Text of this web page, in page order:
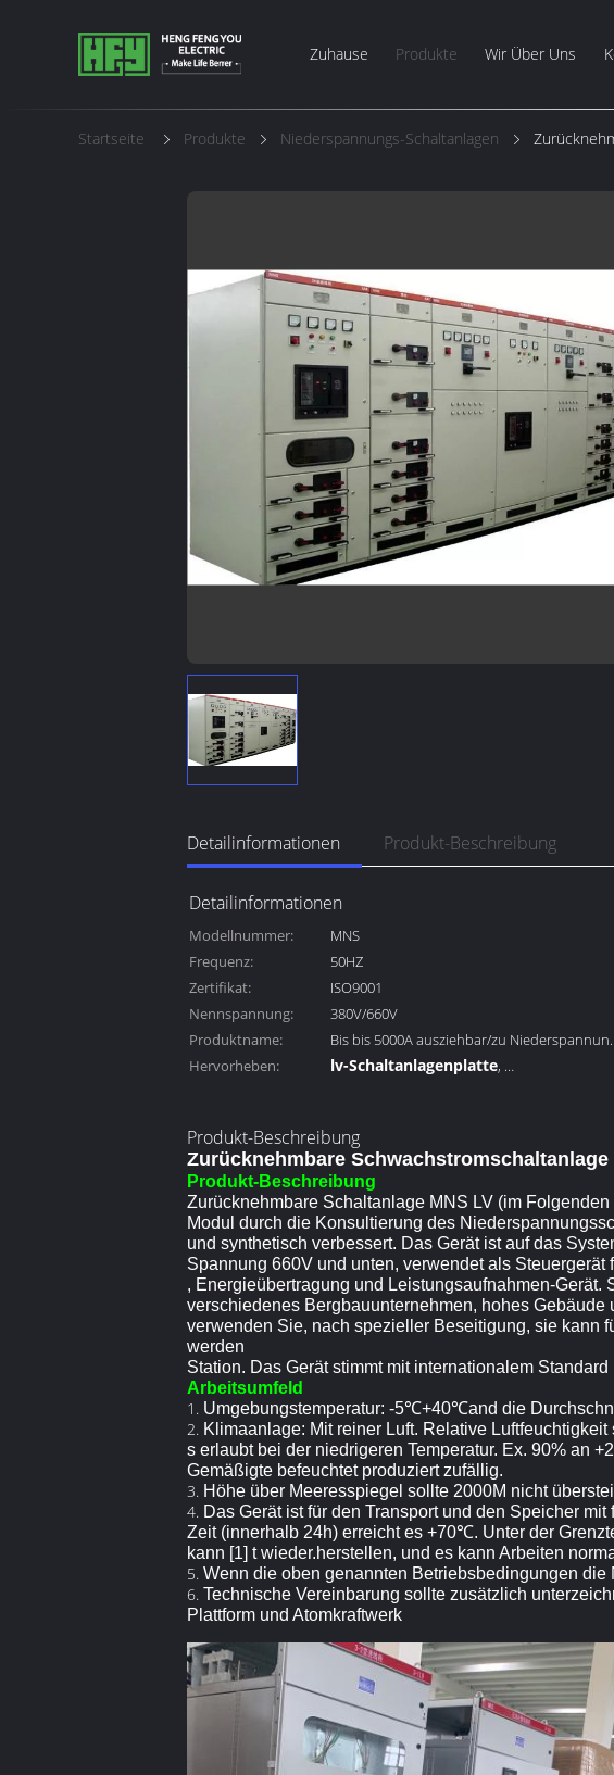
Zuhause Produkte Wir Über Uns
Startseite Produkte Niederspannungs-Schaltanlagen
Detailinformationen Produkt-Beschreibung
Detailinformationen
Modellnummer: MNS
Frequenz:
50HZ
Zertifikat:
ISO9001
Nennspannung:
380V/660V
Produktname:
Bis bis 5000A ausziehbar/zu Niederspannung
Drawout
Hervorheben:
lv-Schaltanlagenplatte,
Produkt-Beschreibung
Zurücknehmbare Schwachstromschaltanlage
Produkt-Beschreibung
Zurücknehmbare Schaltanlage MNS LV (im
Modul durch die Konsultierung des
und synthetisch verbessert. Das Gerät ist auf das
Spannung 660V und unten, verwendet als
, Energieübertragung und Leistungsaufnahmen-
verschiedenes Bergbauunternehmen, hohes
verwenden Sie, nach spezieller Beseitigung, sie kann
werden
Station. Das Gerät stimmt mit internationalem
Arbeitsumfeld
1. Umgebungstemperatur: -5℃+40℃and die
2. Klimaanlage: Mit reiner Luft. Relative
s erlaubt bei der niedrigeren Temperatur. Ex. 90% an
Gemäßigte befeuchtet produziert zufällig.
3. Höhe über Meeresspiegel sollte 2000M nicht
4. Das Gerät ist für den Transport und den Speicher
Zeit (innerhalb 24h) erreicht es +70℃. Unter der
kann [1] t wieder.herstellen, und es kann Arbeiten
5. Wenn die oben genannten Betriebsbedingungen
6. Technische Vereinbarung sollte zusätzlich
Plattform und Atomkraftwerk